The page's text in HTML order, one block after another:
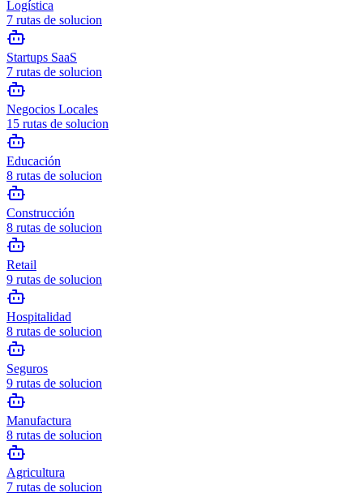
Logística
7 rutas de solucion
Startups SaaS
7 rutas de solucion
Negocios Locales
15 rutas de solucion
Educación
8 rutas de solucion
Construcción
8 rutas de solucion
Retail
9 rutas de solucion
Hospitalidad
8 rutas de solucion
Seguros
9 rutas de solucion
Manufactura
8 rutas de solucion
Agricultura
7 rutas de solucion